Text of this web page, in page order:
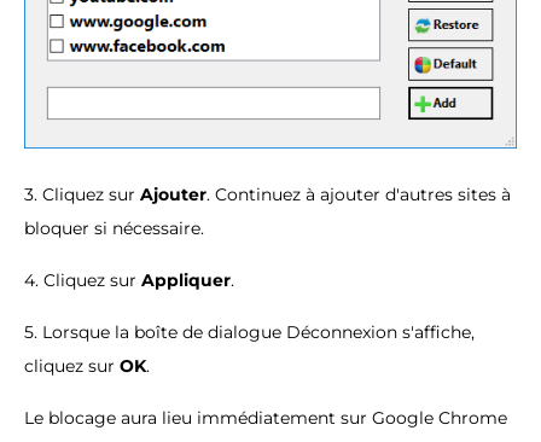
3. Cliquez sur Ajouter. Continuez à ajouter d'autres sites à
bloquer si nécessaire.
4. Cliquez sur Appliquer.
5. Lorsque la boîte de dialogue Déconnexion s'affiche,
cliquez sur OK.
Le blocage aura lieu immédiatement sur Google Chrome